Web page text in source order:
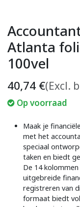
Atlanta
100vel
40,74 €(Excl.
Op voorraad
Maak je
met het
speciaal
taken en biedt
De 14
uitgebreide
registreren van
formaat biedt